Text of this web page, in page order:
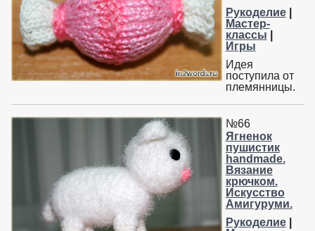
Рукоделие|
Мастер-
классы
Игры
Идея
поступила от
племянницы.
№66
Ягненок
пушистик
handmade.
Вязание
крючком.
Искусство
Амигуруми.
Рукоделие|